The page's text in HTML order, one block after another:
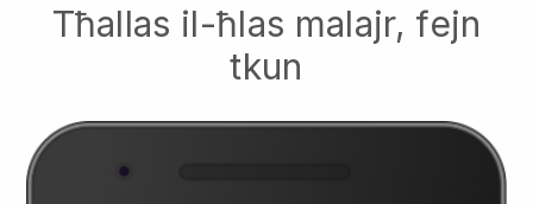
Tħallas il-ħlas malajr, fejn
tkun